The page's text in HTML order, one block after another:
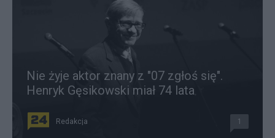
Nie żyje aktor znany z "07 zgłoś się".
Henryk Gęsikowski miał 74 lata
Redakcja 1